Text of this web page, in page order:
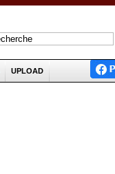
UPLOAD